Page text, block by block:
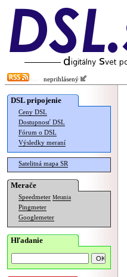
neprihlásený
DSL pripojenie
Ceny DSL
Dostupnosť DSL
Fórum o DSL
Výsledky meraní
Satelitná mapa SR
Merače
Speedmeter Merania
Pingmeter
Googlemeter
Hľadanie